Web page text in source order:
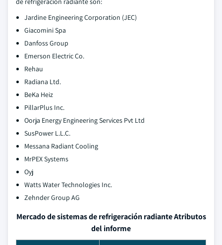
Jardine Engineering Corporation (JEC)
Giacomini Spa
Danfoss Group
Emerson Electric Co.
Rehau
Radiana Ltd.
BeKa Heiz
PillarPlus Inc.
Oorja Energy Engineering Services Pvt Ltd
SusPower L.L.C.
Messana Radiant Cooling
MrPEX Systems
Oyj
Watts Water Technologies Inc.
Zehnder Group AG
Mercado de sistemas de refrigeración radiante Atributos
del informe